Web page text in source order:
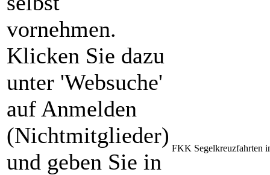
vornehmen.
Klicken Sie dazu
unter 'Websuche'
auf Anmelden
(Nichtmitglieder)
und geben Sie in
FKK Segelkreuzfahrten